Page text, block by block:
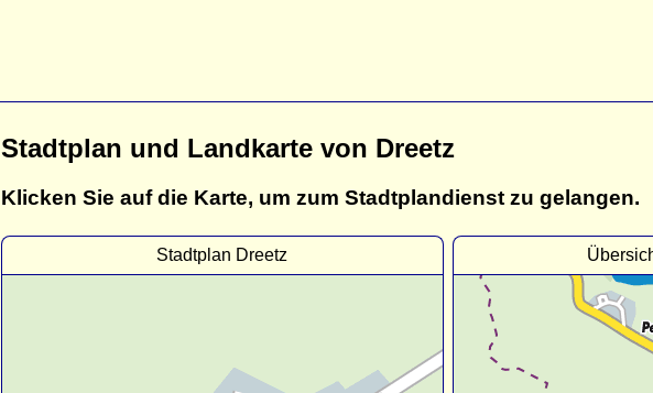
Stadtplan und Landkarte von Dreetz
Klicken Sie auf die Karte, um zum Stadtplandienst zu gelangen.
Stadtplan Dreetz